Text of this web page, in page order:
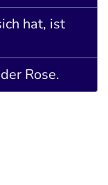
hat, ist
Rose.